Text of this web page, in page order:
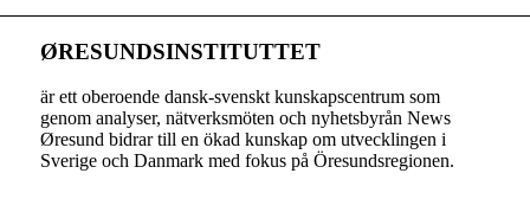
ØRESUNDSINSTITUTTET
är ett oberoende dansk-svenskt kunskapscentrum som
genom analyser, nätverksmöten och nyhetsbyrån News
Øresund bidrar till en ökad kunskap om utvecklingen i
Sverige och Danmark med fokus på Öresundsregionen.